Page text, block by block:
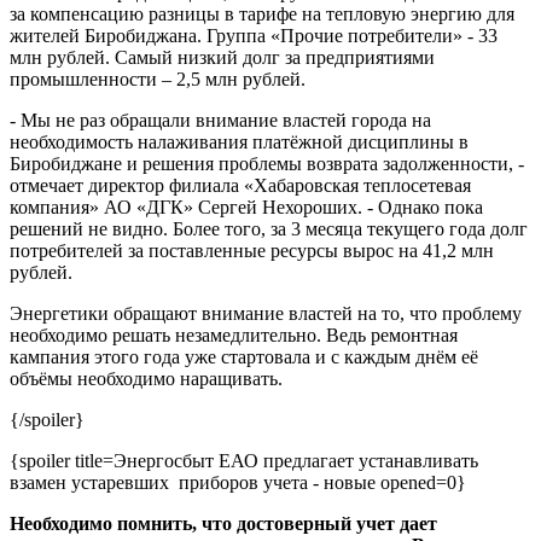
за компенсацию разницы в тарифе на тепловую энергию для
жителей Биробиджана. Группа «Прочие потребители» - 33
млн рублей. Самый низкий долг за предприятиями
промышленности – 2,5 млн рублей.
- Мы не раз обращали внимание властей города на
необходимость налаживания платёжной дисциплины в
Биробиджане и решения проблемы возврата задолженности, -
отмечает директор филиала «Хабаровская теплосетевая
компания» АО «ДГК» Сергей Нехороших. - Однако пока
решений не видно. Более того, за 3 месяца текущего года долг
потребителей за поставленные ресурсы вырос на 41,2 млн
рублей.
Энергетики обращают внимание властей на то, что проблему
необходимо решать незамедлительно. Ведь ремонтная
кампания этого года уже стартовала и с каждым днём её
объёмы необходимо наращивать.
{/spoiler}
{spoiler title=Энергосбыт ЕАО предлагает устанавливать
взамен устаревших приборов учета - новые opened=0}
Необходимо помнить, что достоверный учет дает